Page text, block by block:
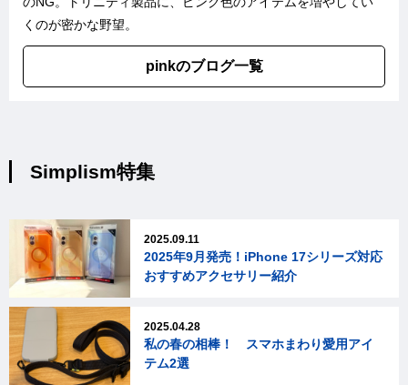
くのが密かな野望。
pinkのブログ一覧
Simplism特集
2025.09.11
2025年9月発売！iPhone 17シリーズ対応
おすすめアクセサリー紹介
2025.04.28
私の春の相棒！ スマホまわり愛用アイ
テム2選